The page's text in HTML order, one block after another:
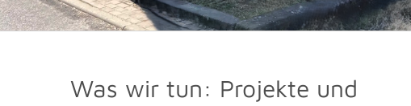
Was wir tun: Projekte und